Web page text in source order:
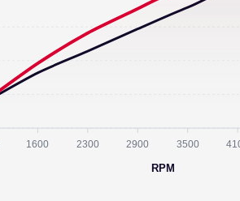
1600 2300 2900 3500
RPM